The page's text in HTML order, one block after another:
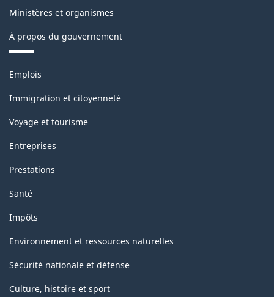
Ministères et organismes
À propos du gouvernement
Thèmes
sujets
Emplois
Immigration et citoyenneté
Voyage et tourisme
Entreprises
Prestations
Santé
Impôts
Environnement et ressources naturelles
Sécurité nationale et défense
Culture, histoire et sport